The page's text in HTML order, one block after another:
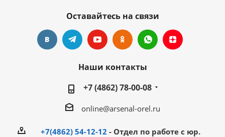
Оставайтесь на связи
Наши контакты
+7 (4862) 78-00-08
online@arsenal-orel.ru
+7(4862) 54-12-12 - Отдел по работе с юр.